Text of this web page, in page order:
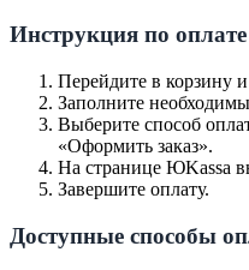
Инструкция по оплате
Перейдите в корзину
Заполните
Выберите способ
«Оформить заказ».
На странице ЮKassa
Завершите оплату.
Доступные способы